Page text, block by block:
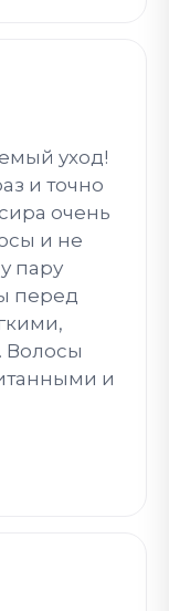
уход!
и точно
очень
и не
пару
перед
Волосы
и